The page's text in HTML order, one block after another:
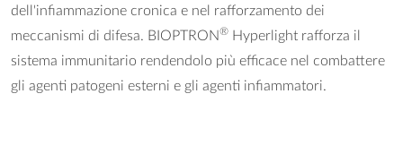
dell'infiammazione cronica e nel rafforzamento dei
meccanismi di difesa. BIOPTRON® Hyperlight rafforza il
sistema immunitario rendendolo più efficace nel combattere
gli agenti patogeni esterni e gli agenti infiammatori.